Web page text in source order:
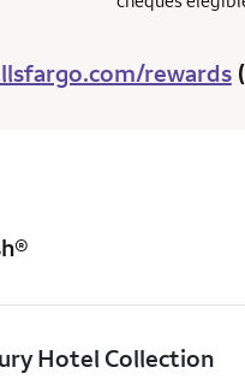
rewards
Hotel Collection